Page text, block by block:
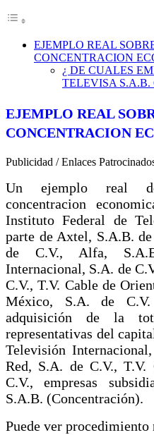
EJEMPLO REAL
CONCENTRACION
¿ DE CUALES
TELEVISA
EJEMPLO REAL
CONCENTRACION
Publicidad / Enlaces
Un ejemplo real
concentracion
Instituto Federal de
parte de Axtel, S.A.B.
de C.V., Alfa,
Internacional, S.A. de
C.V., T.V. Cable de
México, S.A. de
adquisición de la
representativas del
Televisión
Red, S.A. de C.V.,
C.V., empresas
S.A.B. (Concentración).
Puede ver procedimiento